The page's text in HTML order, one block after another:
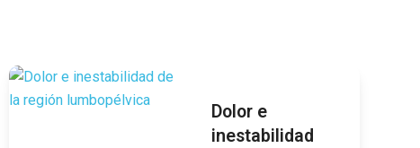
Dolor e
inestabilidad